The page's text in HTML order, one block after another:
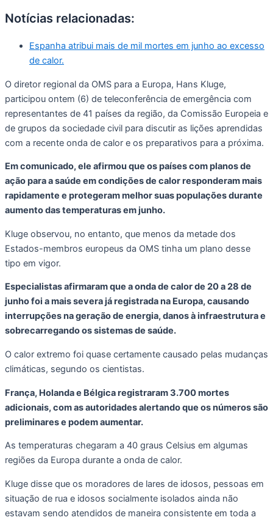
Notícias relacionadas:
Espanha atribui mais de mil mortes em junho ao excesso
de calor.
O diretor regional da OMS para a Europa, Hans Kluge,
participou ontem (6) de teleconferência de emergência com
representantes de 41 países da região, da Comissão Europeia e
de grupos da sociedade civil para discutir as lições aprendidas
com a recente onda de calor e os preparativos para a próxima.
Em comunicado, ele afirmou que os países com planos de
ação para a saúde em condições de calor responderam mais
rapidamente e protegeram melhor suas populações durante
aumento das temperaturas em junho.
Kluge observou, no entanto, que menos da metade dos
Estados-membros europeus da OMS tinha um plano desse
tipo em vigor.
Especialistas afirmaram que a onda de calor de 20 a 28 de
junho foi a mais severa já registrada na Europa, causando
interrupções na geração de energia, danos à infraestrutura e
sobrecarregando os sistemas de saúde.
O calor extremo foi quase certamente causado pelas mudanças
climáticas, segundo os cientistas.
França, Holanda e Bélgica registraram 3.700 mortes
adicionais, com as autoridades alertando que os números são
preliminares e podem aumentar.
As temperaturas chegaram a 40 graus Celsius em algumas
regiões da Europa durante a onda de calor.
Kluge disse que os moradores de lares de idosos, pessoas em
situação de rua e idosos socialmente isolados ainda não
estavam sendo atendidos de maneira consistente em toda a